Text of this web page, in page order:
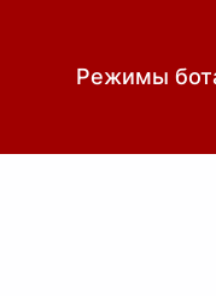
Режимы